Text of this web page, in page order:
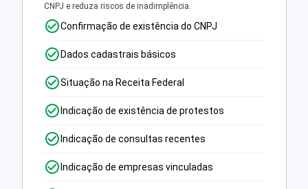
CNPJ e reduza riscos de inadimplência.
Confirmação de existência do CNPJ
Dados cadastrais básicos
Situação na Receita Federal
Indicação de existência de protestos
Indicação de consultas recentes
Indicação de empresas vinculadas